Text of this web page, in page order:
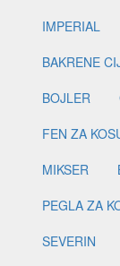
IMPERIAL
BAKRENE
BOJLER
FEN ZA
MIKSER
PEGLA ZA
SEVERIN